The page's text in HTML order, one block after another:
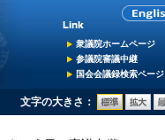
衆議院ホームページ
参議院審議中継
国会会議録検索ページ
文字の大きさ：